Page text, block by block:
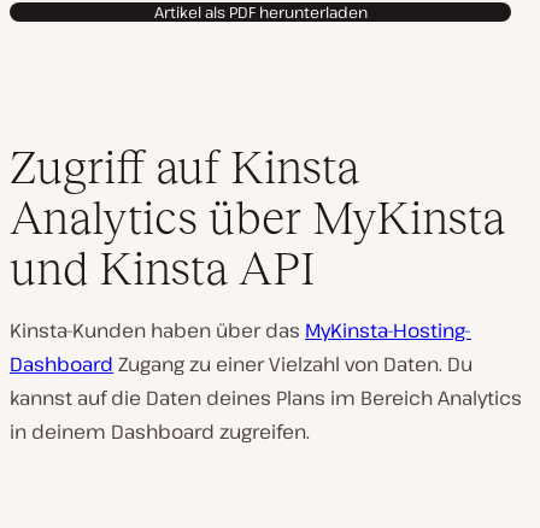
Artikel als PDF herunterladen
Zugriff auf Kinsta
Analytics über MyKinsta
und Kinsta API
Kinsta-Kunden haben über das MyKinsta-Hosting-
Dashboard Zugang zu einer Vielzahl von Daten. Du
kannst auf die Daten deines Plans im Bereich Analytics
in deinem Dashboard zugreifen.